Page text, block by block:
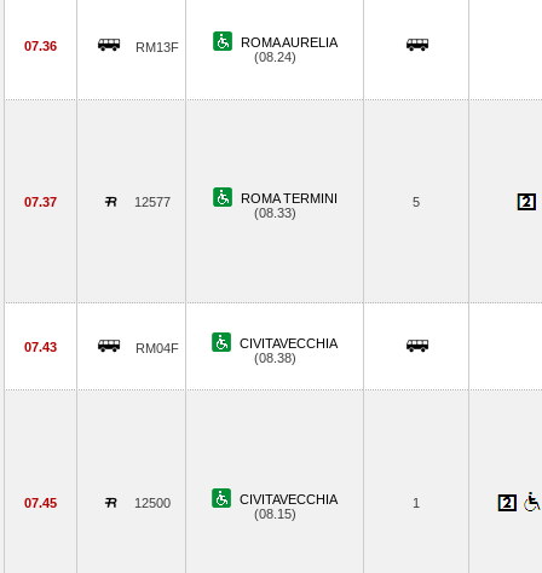
07.36 RM13F
ROMA AURELIA
(08.24)
07.37 12577
ROMA TERMINI
(08.33)
5
07.43 RM04F
CIVITAVECCHIA
(08.38)
07.45 12500
CIVITAVECCHIA
(08.15)
1